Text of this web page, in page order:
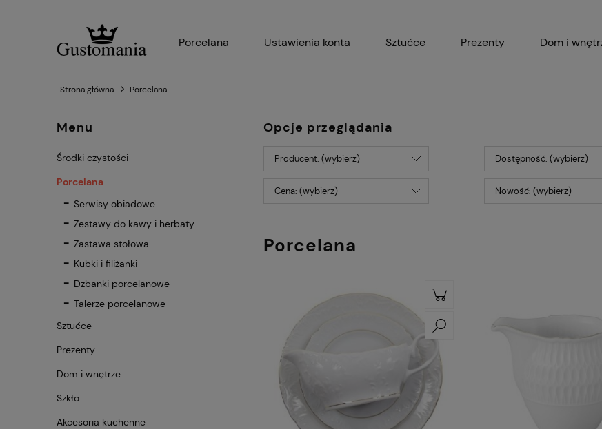
Porcelana Ustawienia konta Sztućce Prezenty Dom i
Strona główna Porcelana
Menu
Środki czystości
Porcelana
Serwisy obiadowe
Zestawy do kawy i herbaty
Zastawa stołowa
Kubki i filiżanki
Dzbanki porcelanowe
Talerze porcelanowe
Sztućce
Prezenty
Dom i wnętrze
Szkło
Akcesoria kuchenne
Opcje przeglądania
Producent: (wybierz) Dostępność: (wybierz)
Cena: (wybierz) Nowość: (wybierz)
Porcelana